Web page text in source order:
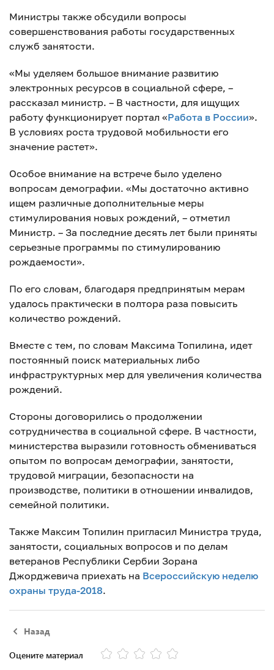
Министры также обсудили вопросы
совершенствования работы государственных
служб занятости.
«Мы уделяем большое внимание развитию
электронных ресурсов в социальной сфере, –
рассказал министр. – В частности, для ищущих
работу функционирует портал «Работа в России».
В условиях роста трудовой мобильности его
значение растет».
Особое внимание на встрече было уделено
вопросам демографии. «Мы достаточно активно
ищем различные дополнительные меры
стимулирования новых рождений, – отметил
Министр. – За последние десять лет были приняты
серьезные программы по стимулированию
рождаемости».
По его словам, благодаря предпринятым мерам
удалось практически в полтора раза повысить
количество рождений.
Вместе с тем, по словам Максима Топилина, идет
постоянный поиск материальных либо
инфраструктурных мер для увеличения количества
рождений.
Стороны договорились о продолжении
сотрудничества в социальной сфере. В частности,
министерства выразили готовность обмениваться
опытом по вопросам демографии, занятости,
трудовой миграции, безопасности на
производстве, политики в отношении инвалидов,
семейной политики.
Также Максим Топилин пригласил Министра труда,
занятости, социальных вопросов и по делам
ветеранов Республики Сербии Зорана
Джорджевича приехать на Всероссийскую неделю
охраны труда-2018.
Назад
Оцените материал